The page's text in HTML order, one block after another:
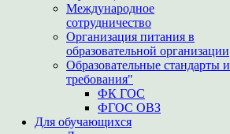
Международное
сотрудничество
Организация питания в
образовательной организации
Образовательные стандарты и
требования"
ФК ГОС
ФГОС ОВЗ
Для обучающихся